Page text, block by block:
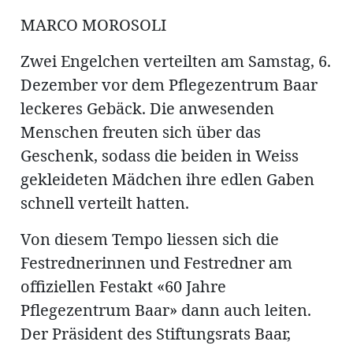
MARCO MOROSOLI
Zwei Engelchen verteilten am Samstag, 6.
Dezember vor dem Pflegezentrum Baar
leckeres Gebäck. Die anwesenden
Menschen freuten sich über das
Geschenk, sodass die beiden in Weiss
gekleideten Mädchen ihre edlen Gaben
schnell verteilt hatten.
Von diesem Tempo liessen sich die
Festrednerinnen und Festredner am
offiziellen Festakt «60 Jahre
Pflegezentrum Baar» dann auch leiten.
Der Präsident des Stiftungsrats Baar,